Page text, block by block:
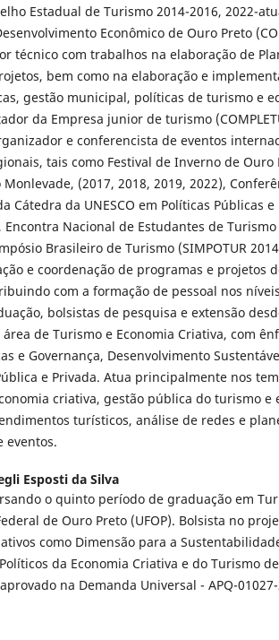
Estadual de Turismo 2014-2016, 2022-
Econômico de Ouro Preto
técnico com trabalhos na elaboração de
bem como na elaboração e
gestão municipal, políticas de turismo e
da Empresa junior de turismo
e conferencista de eventos
tais como Festival de Inverno de Ouro
Monlevade, (2017, 2018, 2019, 2022),
Cátedra da UNESCO em Políticas Públicas e
Encontra Nacional de Estudantes de Turismo
Brasileiro de Turismo (SIMPOTUR
e coordenação de programas e projetos
com a formação de pessoal nos
bolsistas de pesquisa e extensão
de Turismo e Economia Criativa, com
e Governança, Desenvolvimento
e Privada. Atua principalmente nos
criativa, gestão pública do turismo e
turísticos, análise de redes e
eventos.
Esposti da Silva
o quinto período de graduação em
de Ouro Preto (UFOP). Bolsista no
como Dimensão para a
da Economia Criativa e do Turismo
na Demanda Universal - APQ-